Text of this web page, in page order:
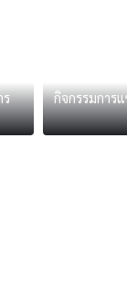
ร
กิจกรรมการ